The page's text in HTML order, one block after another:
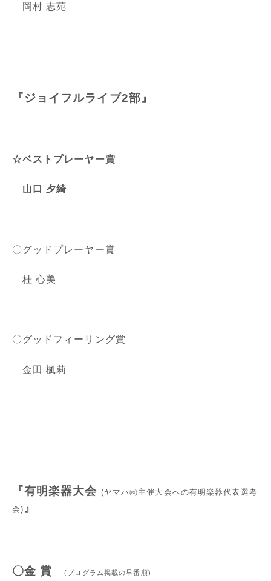
岡村 志苑
『ジョイフルライブ2部』
☆ベストプレーヤー賞
山口 夕綺
〇グッドプレーヤー賞
桂 心美
〇グッドフィーリング賞
金田 楓莉
『有明楽器大会 (ヤマハ㈱主催大会への有明楽器代表選考
会) 』
〇金 賞(プログラム掲載の早番順)